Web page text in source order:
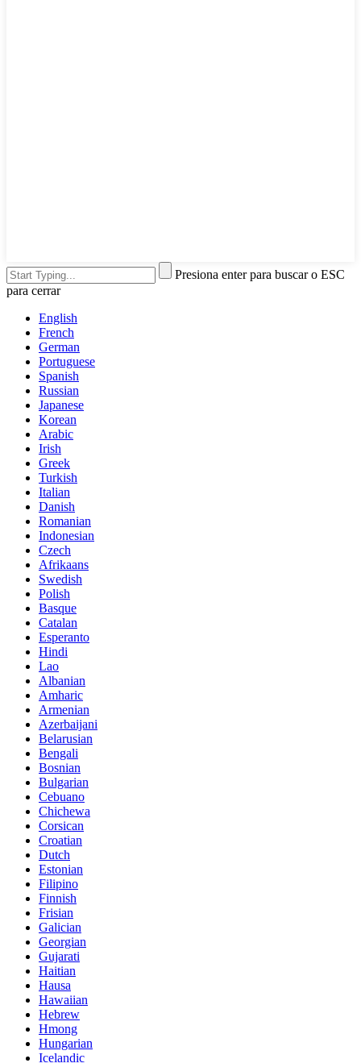
Presiona enter para buscar o ESC
para cerrar
English
French
German
Portuguese
Spanish
Russian
Japanese
Korean
Arabic
Irish
Greek
Turkish
Italian
Danish
Romanian
Indonesian
Czech
Afrikaans
Swedish
Polish
Basque
Catalan
Esperanto
Hindi
Lao
Albanian
Amharic
Armenian
Azerbaijani
Belarusian
Bengali
Bosnian
Bulgarian
Cebuano
Chichewa
Corsican
Croatian
Dutch
Estonian
Filipino
Finnish
Frisian
Galician
Georgian
Gujarati
Haitian
Hausa
Hawaiian
Hebrew
Hmong
Hungarian
Icelandic